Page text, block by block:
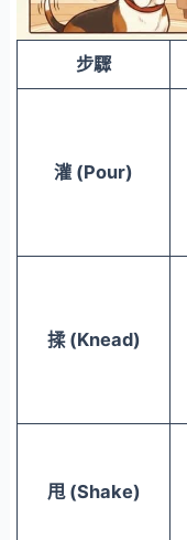
步驟
灌 (Pour)
揉 (Knead)
甩 (Shake)